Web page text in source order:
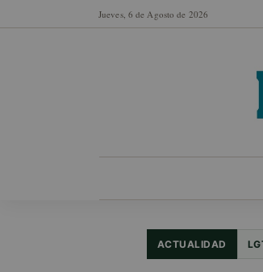
Jueves, 6 de Agosto de 2026
ACTUALIDAD